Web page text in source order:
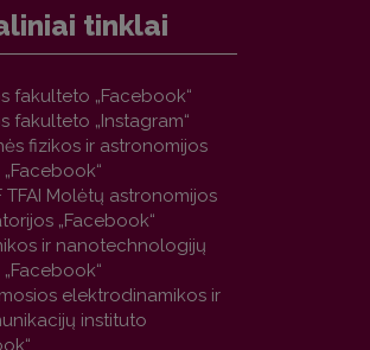
tinklai
fakulteto „Facebook“
fakulteto „Instagram“
fizikos ir astronomijos
TFAI Molėtų astronomijos
„Facebook“
ir nanotechnologijų
elektrodinamikos ir
instituto